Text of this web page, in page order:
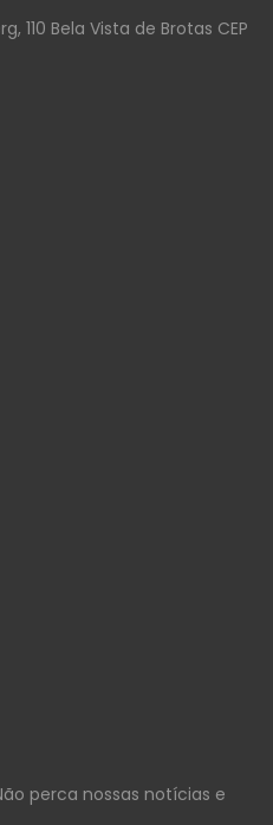
110 Bela Vista de Brotas CEP
perca nossas notícias e